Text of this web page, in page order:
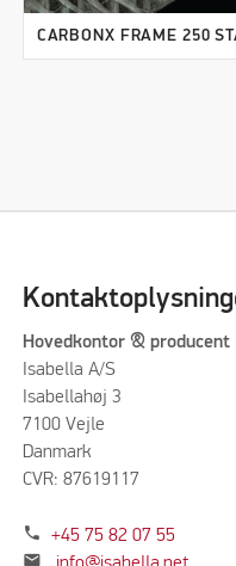
CARBONX FRAME 250
Hovedkontor & producent
Isabella A/S
Isabellahøj 3
7100 Vejle
Danmark
CVR: 87619117
phone +45 75 82 07 55
mail